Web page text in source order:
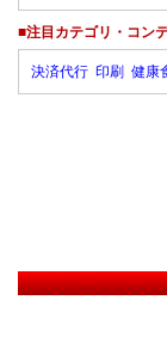
■注目カテゴリ・コン
決済代行 印刷 健康